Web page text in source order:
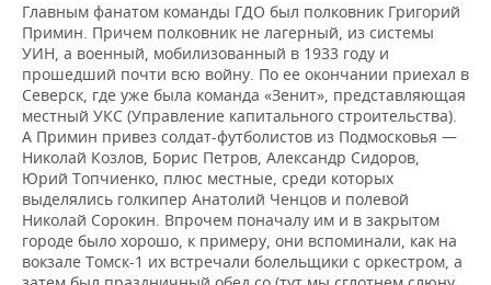
Главным фанатом команды ГДО был полковник Григорий
Примин. Причем полковник не лагерный, из системы
УИН, а военный, мобилизованный в 1933 году и
прошедший почти всю войну. По ее окончании приехал в
Северск, где уже была команда «Зенит», представляющая
местный УКС (Управление капитального строительства).
А Примин привез солдат-футболистов из Подмосковья —
Николай Козлов, Борис Петров, Александр Сидоров,
Юрий Топчиенко, плюс местные, среди которых
выделялись голкипер Анатолий Ченцов и полевой
Николай Сорокин. Впрочем поначалу им и в закрытом
городе было хорошо, к примеру, они вспоминали, как на
вокзале Томск-1 их встречали болельщики с оркестром, а